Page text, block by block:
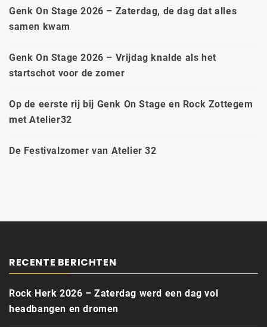
Genk On Stage 2026 – Zaterdag, de dag dat alles
samen kwam
Genk On Stage 2026 – Vrijdag knalde als het
startschot voor de zomer
Op de eerste rij bij Genk On Stage en Rock Zottegem
met Atelier32
De Festivalzomer van Atelier 32
RECENTE BERICHTEN
Rock Herk 2026 – Zaterdag werd een dag vol
headbangen en dromen